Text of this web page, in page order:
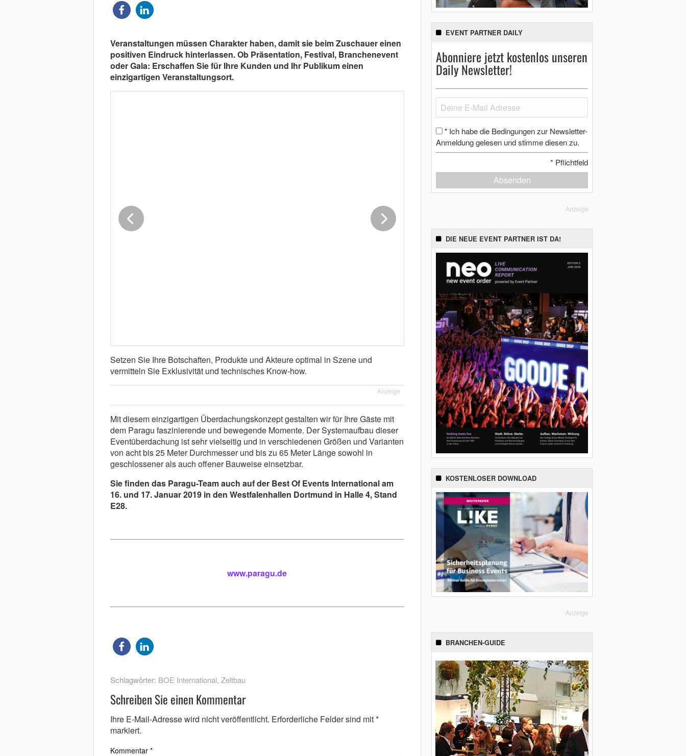
Veranstaltungen müssen Charakter haben, damit sie beim Zuschauer einen
positiven Eindruck hinterlassen. Ob Präsentation, Festival, Branchenevent
oder Gala: Erschaffen Sie für Ihre Kunden und Ihr Publikum einen
einzigartigen Veranstaltungsort.
Setzen Sie Ihre Botschaften, Produkte und Akteure optimal in Szene und
vermitteln Sie Exklusivität und technisches Know-how.
Anzeige
Mit diesem einzigartigen Überdachungskonzept gestalten wir für Ihre Gäste mit
dem Paragu faszinierende und bewegende Momente. Der Systemaufbau dieser
Eventüberdachung ist sehr vielseitig und in verschiedenen Größen und Varianten
von acht bis 25 Meter Durchmesser und bis zu 65 Meter Länge sowohl in
geschlossener als auch offener Bauweise einsetzbar.
Sie finden das Paragu-Team auch auf der Best Of Events International am
16. und 17. Januar 2019 in den Westfalenhallen Dortmund in Halle 4, Stand
E28.
www.paragu.de
Schlagwörter: BOE International, Zeltbau
Schreiben Sie einen Kommentar
Ihre E-Mail-Adresse wird nicht veröffentlicht. Erforderliche Felder sind mit*
markiert.
Kommentar *
EVENT PARTNER DAILY
Abonniere jetzt kostenlos unseren
Daily Newsletter!
* Ich habe die Bedingungen zur Newsletter-
Anmeldung gelesen und stimme diesen zu.
* Pflichtfeld
Absenden
Anzeige
DIE NEUE EVENT PARTNER IST DA!
KOSTENLOSER DOWNLOAD
Anzeige
BRANCHEN-GUIDE